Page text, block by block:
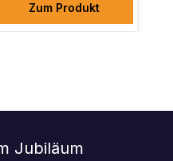
Zum Produkt
Jubiläum